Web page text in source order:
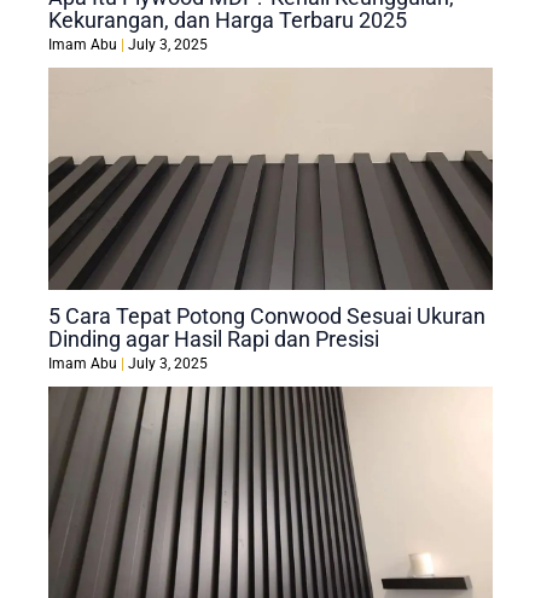
Kekurangan, dan Harga Terbaru 2025
Imam Abu July 3, 2025
5 Cara Tepat Potong Conwood Sesuai Ukuran
Dinding agar Hasil Rapi dan Presisi
Imam Abu July 3, 2025